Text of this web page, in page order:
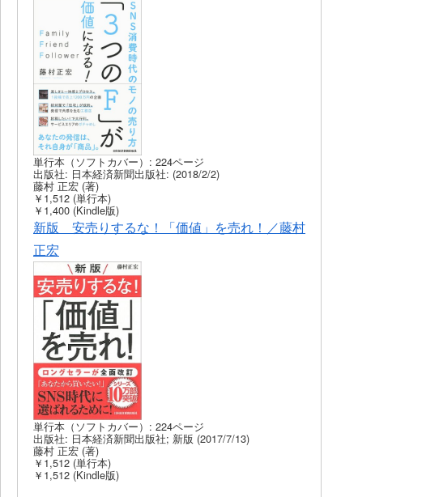
単行本（ソフトカバー）: 224ページ
出版社: 日本経済新聞出版社: (2018/2/2)
藤村 正宏 (著)
￥1,512 (単行本)
￥1,400 (Kindle版)
新版 安売りするな！「価値」を売れ！／藤村
正宏
単行本（ソフトカバー）: 224ページ
出版社: 日本経済新聞出版社; 新版 (2017/7/13)
藤村 正宏 (著)
￥1,512 (単行本)
￥1,512 (Kindle版)